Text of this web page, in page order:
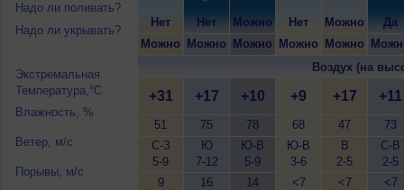
Надо ли поливать?
Надо ли укрывать?
Экстремальная
Температура,°C
Влажность, %
Ветер, м/с
Порывы, м/с
Нет
Можно
Нет
Можно
Можно
Можно
Нет
Можно
Можно
Можно
Да
Воздух (на
+31
51
С-З
5-9
9
+17
75
Ю
7-12
16
+10
78
Ю-В
5-9
14
+9
68
Ю-В
3-6
<7
+17
47
В
2-5
<7
+11
73
С-В
2-5
<7